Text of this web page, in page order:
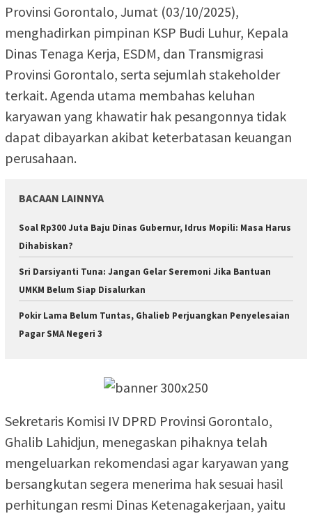
Provinsi Gorontalo, Jumat (03/10/2025),
menghadirkan pimpinan KSP Budi Luhur, Kepala
Dinas Tenaga Kerja, ESDM, dan Transmigrasi
Provinsi Gorontalo, serta sejumlah stakeholder
terkait. Agenda utama membahas keluhan
karyawan yang khawatir hak pesangonnya tidak
dapat dibayarkan akibat keterbatasan keuangan
perusahaan.
BACAAN LAINNYA
Soal Rp300 Juta Baju Dinas Gubernur, Idrus Mopili: Masa Harus
Dihabiskan?
Sri Darsiyanti Tuna: Jangan Gelar Seremoni Jika Bantuan
UMKM Belum Siap Disalurkan
Pokir Lama Belum Tuntas, Ghalieb Perjuangkan Penyelesaian
Pagar SMA Negeri 3
Sekretaris Komisi IV DPRD Provinsi Gorontalo,
Ghalib Lahidjun, menegaskan pihaknya telah
mengeluarkan rekomendasi agar karyawan yang
bersangkutan segera menerima hak sesuai hasil
perhitungan resmi Dinas Ketenagakerjaan, yaitu